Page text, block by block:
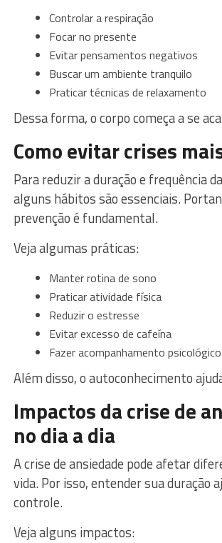
Controlar a respiração
Focar no presente
Evitar pensamentos negativos
Buscar um ambiente tranquilo
Praticar técnicas de relaxamento
Dessa forma, o corpo começa a se
Como evitar crises
Para reduzir a duração e frequência
alguns hábitos são essenciais.
prevenção é fundamental.
Veja algumas práticas:
Manter rotina de sono
Praticar atividade física
Reduzir o estresse
Evitar excesso de cafeína
Fazer acompanhamento psicológico
Além disso, o autoconhecimento
Impactos da crise de
no dia a dia
A crise de ansiedade pode afetar
vida. Por isso, entender sua duração
controle.
Veja alguns impactos: